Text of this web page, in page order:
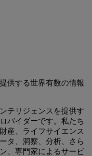
供する世界有数の情報
テリジェンスを提供す
バイダーです。私たち
産、ライフサイエンス
タ、洞察、分析、さら
、専門家によるサービ